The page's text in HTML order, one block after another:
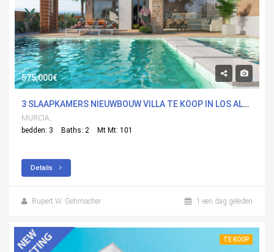
575,000€
3 SLAAPKAMERS NIEUWBOUW VILLA TE KOOP IN LOS ALCÃ¡ZARES, MURCIA
MURCIA,
bedden: 3
Baths: 2 Mt Mt: 101
Details
Rupert W. Gehmacher 1 een dag geleden
TE KOOP